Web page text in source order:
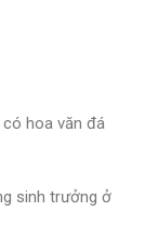
hoa văn đá
sinh trưởng ở